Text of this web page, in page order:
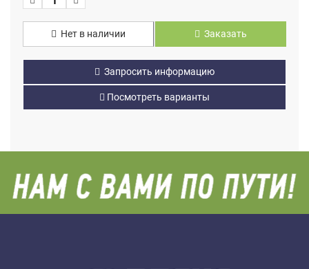
Нет в наличии Заказать
Запросить информацию
Посмотреть варианты